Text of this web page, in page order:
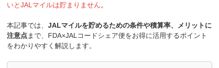
いとJALマイルは貯まりません。
本記事では、JALマイルを貯めるための条件や積算率、メリットに
注意点まで、FDA×JALコードシェア便をお得に活用するポイント
をわかりやすく解説します。